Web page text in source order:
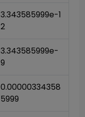
3.343585999e-1
2
3.343585999e-
9
0.00000334358
5999